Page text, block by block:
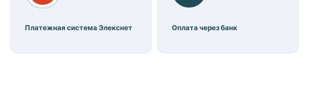
Платежная система Элекснет Оплата через банк